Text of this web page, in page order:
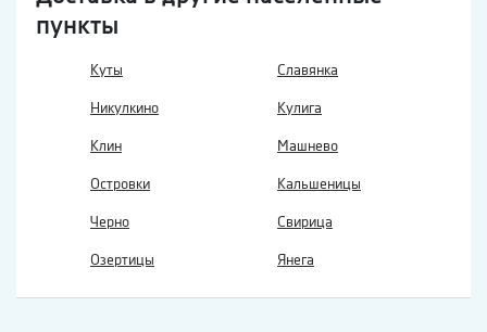
пункты
Куты Славянка
Никулкино Кулига
Клин Машнево
Островки Кальшеницы
Черно Свирица
Озертицы Янега